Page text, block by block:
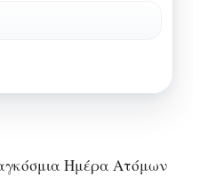
το νέο
Ημέρα Ατόμων